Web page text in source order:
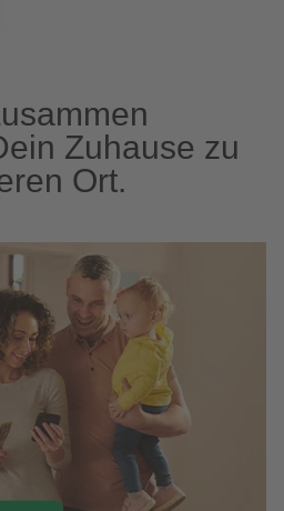
Zuhause zu
Ort.